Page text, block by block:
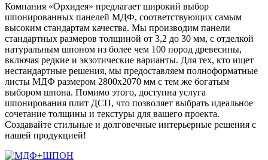
Компания «Орхидея» предлагает широкий выбор
шпонированных панелей МДФ, соответствующих самым
высоким стандартам качества. Мы производим панели
стандартных размеров толщиной от 3,2 до 30 мм, с отделкой
натуральным шпоном из более чем 100 пород древесины,
включая редкие и экзотические варианты. Для тех, кто ищет
нестандартные решения, мы предоставляем полноформатные
листы МДФ размером 2800х2070 мм с тем же богатым
выбором шпона. Помимо этого, доступна услуга
шпонирования плит ДСП, что позволяет выбрать идеальное
сочетание толщины и текстуры для вашего проекта.
Создавайте стильные и долговечные интерьерные решения с
нашей продукцией!